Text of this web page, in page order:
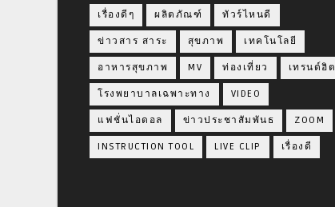
เรื่องดีๆ ผลิตภัณฑ์ ทัวร์ไหนดี
ข่าวสาร สาระ สุขภาพ เทคโนโลยี
อาหารสุขภาพ MV ท่องเที่ยว เทรนด์ฮิต
โรงพยาบาลเฉพาะทาง VIDEO
แฟชั่นไอดอล ข่าวประชาสัมพันธ ZOOM
INSTRUCTION TOOL LIVE CLIP เรื่องดี